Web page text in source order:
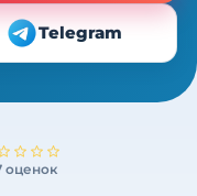
Telegram
оценок